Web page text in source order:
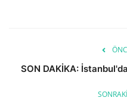
SON DAKİKA: